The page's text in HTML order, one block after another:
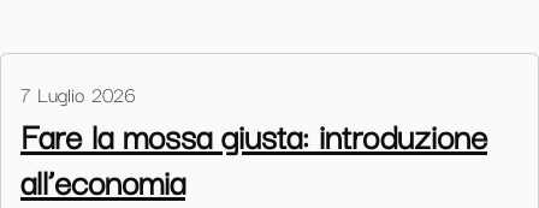
7 Luglio 2026
Fare la mossa giusta: introduzione
all’economia